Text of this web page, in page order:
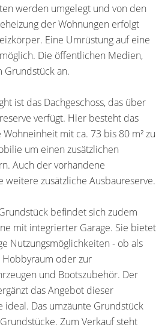
werden umgelegt und von den
der Wohnungen erfolgt
Eine Umrüstung auf eine
Die öffentlichen Medien,
Grundstück an.
ist das Dachgeschoss, das über
verfügt. Hier besteht das
mit ca. 73 bis 80 m² zu
um einen zusätzlichen
Auch der vorhandene
zusätzliche Ausbaureserve.
befindet sich zudem
mit integrierter Garage. Sie bietet
Nutzungsmöglichkeiten - ob als
Hobbyraum oder zur
und Bootszubehör. Der
das Angebot dieser
Das umzäunte Grundstück
Zum Verkauf steht